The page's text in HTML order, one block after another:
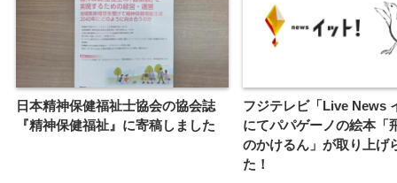
日本精神保健福祉士協会の協会誌
『精神保健福祉』に寄稿しました
フジテレビ「Live News
にてパパゲーノの絵本「
のかけるん」が取り上げ
た！